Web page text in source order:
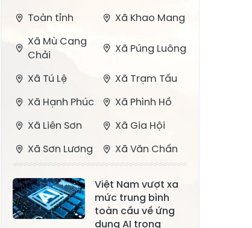
Toàn tỉnh
Xã Khao Mang
Xã Mù Cang
Chải
Xã Púng Luông
Xã Tú Lệ
Xã Trạm Tấu
Xã Hạnh Phúc
Xã Phình Hồ
Xã Liên Sơn
Xã Gia Hội
Xã Sơn Lương
Xã Văn Chấn
Bằng La
Xã Chấn Thịnh
Xã Nghĩa Tâm
Xã Phong Dụ
Hạ
Việt Nam vượt xa
mức trung bình
toàn cầu về ứng
dụng AI trong